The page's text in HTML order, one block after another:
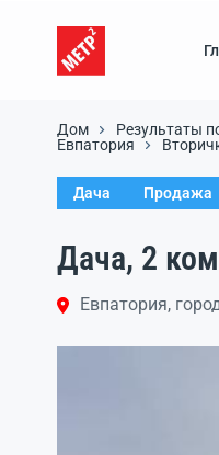
Дом Результаты
Евпатория
Дача Продажа
Дача, 2
Евпатория,